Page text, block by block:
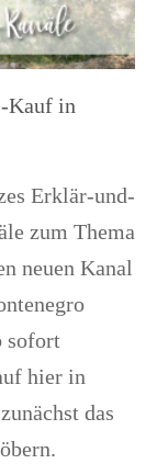
Kauf in
Erklär-und-
zum Thema
neuen Kanal
sofort
hier in
das
Thema